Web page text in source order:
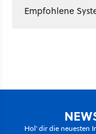
Empfohlene
Hol' dir die neuesten